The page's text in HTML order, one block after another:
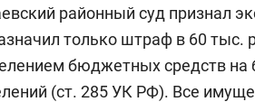
районный суд признал
только штраф в 60 тыс.
бюджетных средств на
(ст. 285 УК РФ). Все